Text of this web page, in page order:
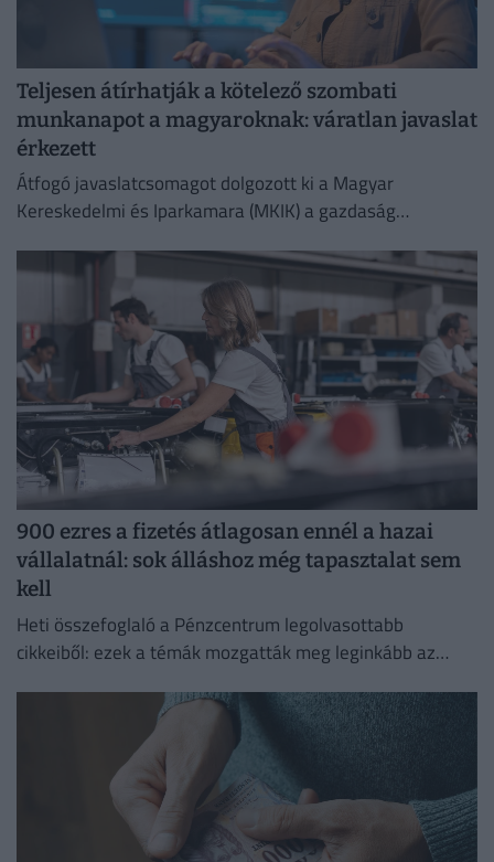
Teljesen átírhatják a kötelező szombati
munkanapot a magyaroknak: váratlan javaslat
érkezett
Átfogó javaslatcsomagot dolgozott ki a Magyar
Kereskedelmi és Iparkamara (MKIK) a gazdaság
kezelése érdekében.
900 ezres a fizetés átlagosan ennél a hazai
vállalatnál: sok álláshoz még tapasztalat sem
kell
Heti összefoglaló a Pénzcentrum legolvasottabb
cikkeiből: ezek a témák mozgatták meg leginkább az